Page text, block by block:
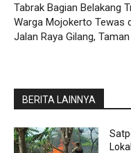
Tabrak Bagian Belakang
Warga Mojokerto Tewas
Jalan Raya Gilang, Taman
BERITA LAINNYA